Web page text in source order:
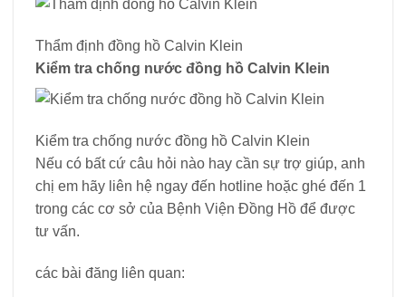
Thẩm định đồng hồ Calvin Klein
Kiểm tra chống nước đồng hồ Calvin Klein
Kiểm tra chống nước đồng hồ Calvin Klein
Nếu có bất cứ câu hỏi nào hay cần sự trợ giúp, anh
chị em hãy liên hệ ngay đến hotline hoặc ghé đến 1
trong các cơ sở của Bệnh Viện Đồng Hồ để được
tư vấn.
các bài đăng liên quan: